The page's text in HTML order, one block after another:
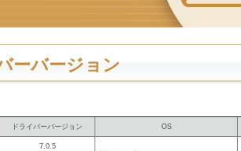
ーバージョン
ドライバーバージョン OS
7.0.5